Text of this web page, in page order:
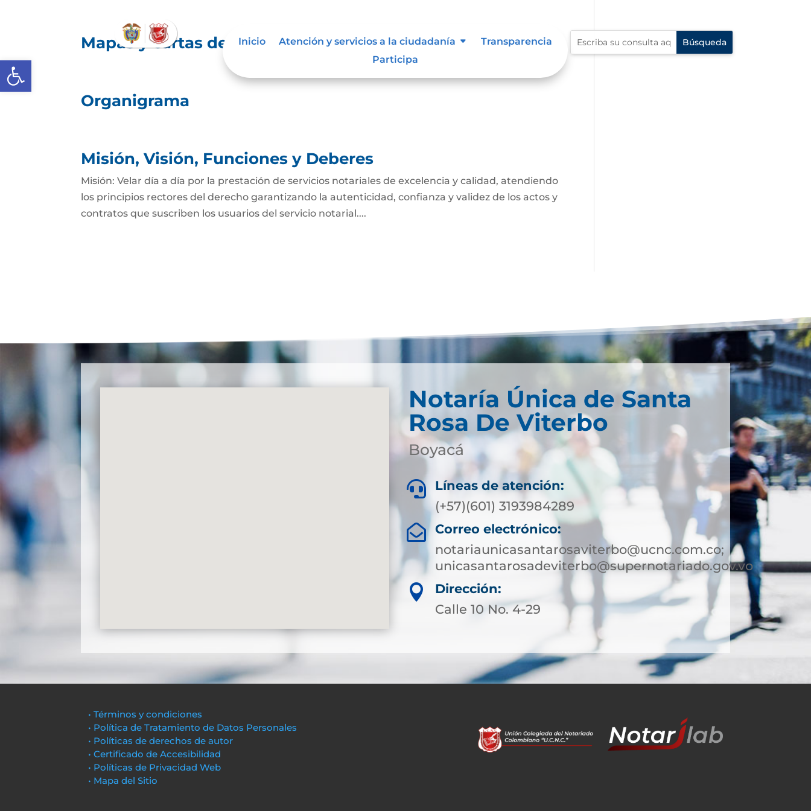
Abrir barra de herramientas
Inicio Atención y servicios a la ciudadanía
Transparencia
Participa
Mapas y cartas descriptivas de los procesos
Organigrama
Misión, Visión, Funciones y Deberes
Misión: Velar día a día por la prestación de servicios notariales de excelencia y calidad, atendiendo
los principios rectores del derecho garantizando la autenticidad, confianza y validez de los actos y
contratos que suscriben los usuarios del servicio notarial....
Notaría Única de Santa
Rosa De Viterbo
Boyacá

Líneas de atención:
(+57)(601) 3193984289

Correo electrónico:
notariaunicasantarosaviterbo@ucnc.com.co;
unicasantarosadeviterbo@supernotariado.gov.vo

Dirección:
Calle 10 No. 4-29
• Términos y condiciones
• Política de Tratamiento de Datos Personales
• Políticas de derechos de autor
• Certificado de Accesibilidad
• Políticas de Privacidad Web
• Mapa del Sitio